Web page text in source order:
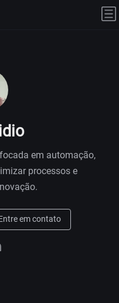
em automação,
processos e
em contato